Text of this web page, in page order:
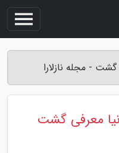
- مجله نازلارا
معرفی گشت